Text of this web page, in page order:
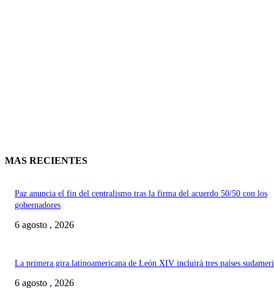
MAS RECIENTES
Paz anuncia el fin del centralismo tras la firma del acuerdo 50/50 con los
gobernadores
6 agosto , 2026
La primera gira latinoamericana de León XIV incluirá tres países
6 agosto , 2026